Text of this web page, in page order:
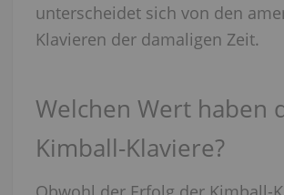
unterscheidet sich von den
Klavieren der damaligen Zeit.
Welchen Wert haben
Kimball-Klaviere?